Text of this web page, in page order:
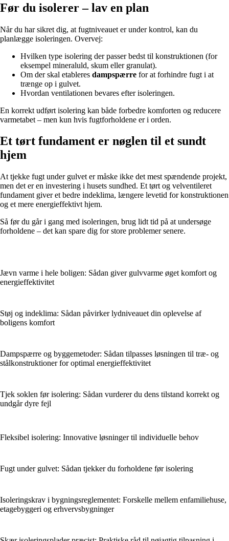
Før du isolerer – lav en plan
Når du har sikret dig, at fugtniveauet er under kontrol, kan du
planlægge isoleringen. Overvej:
Hvilken type isolering der passer bedst til konstruktionen (for
eksempel mineraluld, skum eller granulat).
Om der skal etableres dampspærre for at forhindre fugt i at
trænge op i gulvet.
Hvordan ventilationen bevares efter isoleringen.
En korrekt udført isolering kan både forbedre komforten og reducere
varmetabet – men kun hvis fugtforholdene er i orden.
Et tørt fundament er nøglen til et sundt
hjem
At tjekke fugt under gulvet er måske ikke det mest spændende projekt,
men det er en investering i husets sundhed. Et tørt og velventileret
fundament giver et bedre indeklima, længere levetid for konstruktionen
og et mere energieffektivt hjem.
Så før du går i gang med isoleringen, brug lidt tid på at undersøge
forholdene – det kan spare dig for store problemer senere.
Jævn varme i hele boligen: Sådan giver gulvvarme øget komfort og
energieffektivitet
Støj og indeklima: Sådan påvirker lydniveauet din oplevelse af
boligens komfort
Dampspærre og byggemetoder: Sådan tilpasses løsningen til træ- og
stålkonstruktioner for optimal energieffektivitet
Tjek soklen før isolering: Sådan vurderer du dens tilstand korrekt og
undgår dyre fejl
Fleksibel isolering: Innovative løsninger til individuelle behov
Fugt under gulvet: Sådan tjekker du forholdene før isolering
Isoleringskrav i bygningsreglementet: Forskelle mellem enfamiliehuse,
etagebyggeri og erhvervsbygninger